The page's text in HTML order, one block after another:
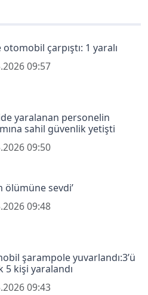
otomobil çarpıştı: 1 yaralı
09:57
yaralanan personelin
sahil güvenlik yetişti
09:50
ölümüne sevdi’
09:48
şarampole yuvarlandı:3’ü
5 kişi yaralandı
09:43